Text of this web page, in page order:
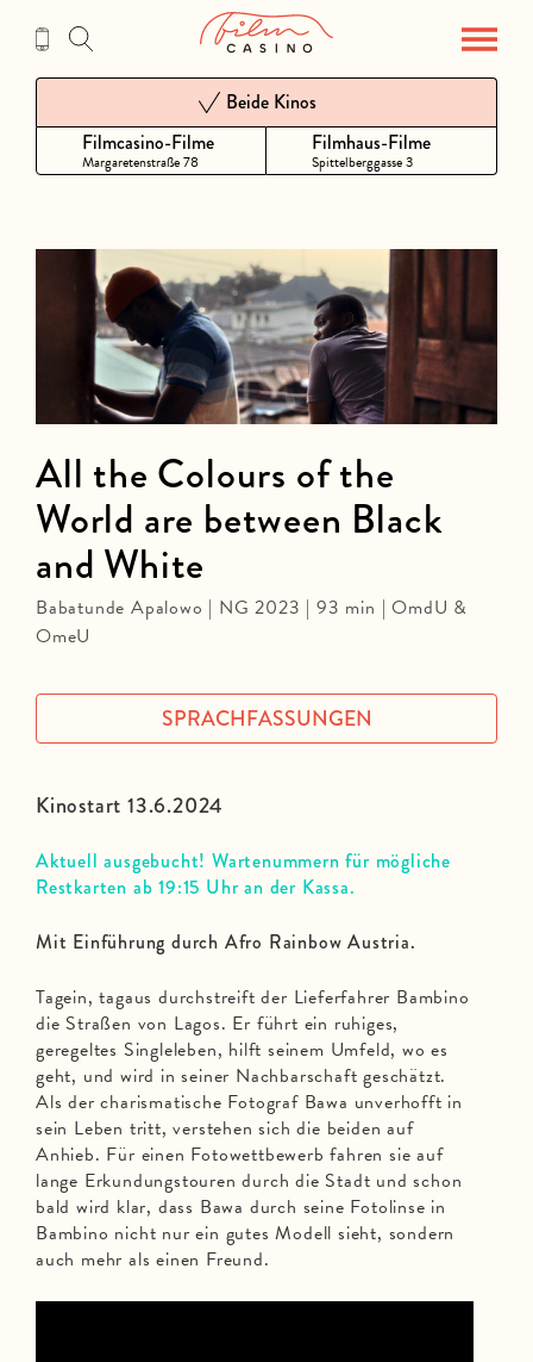
Inhalt
Filmcasino-Filme
Margaretenstraße 78
Beide Kinos
Filmhaus-Filme
Spittelberggasse 3
Kinostart 13.6.2024
Aktuell ausgebucht! Wartenummern für mögliche
Restkarten ab 19:15 Uhr an der Kassa.
Mit Einführung durch Afro Rainbow Austria.
Tagein, tagaus durchstreift der Lieferfahrer Bambino
die Straßen von Lagos. Er führt ein ruhiges,
geregeltes Singleleben, hilft seinem Umfeld, wo es
geht, und wird in seiner Nachbarschaft geschätzt.
Als der charismatische Fotograf Bawa unverhofft in
sein Leben tritt, verstehen sich die beiden auf
Anhieb. Für einen Fotowettbewerb fahren sie auf
lange Erkundungstouren durch die Stadt und schon
bald wird klar, dass Bawa durch seine Fotolinse in
Bambino nicht nur ein gutes Modell sieht, sondern
auch mehr als einen Freund.
All the Colours of the
World are between Black
and White
Babatunde Apalowo | NG 2023 | 93 min | OmdU &
OmeU
SPRACHFASSUNGEN